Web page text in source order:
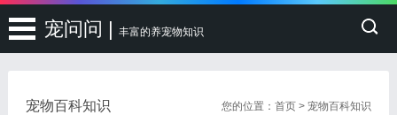
宠问问 | 丰富的养宠物知识
您的位置：首页 >宠物百科知识
宠物百科知识